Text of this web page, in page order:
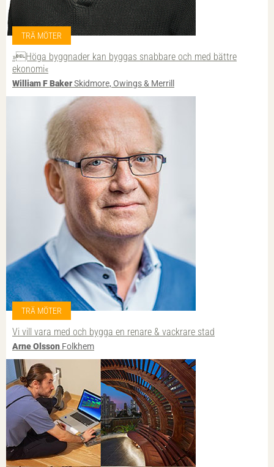
TRÄ MÖTER
»Höga byggnader kan byggas snabbare och med bättre
ekonomi«
William F BakerSkidmore, Owings & Merrill
TRÄ MÖTER
Vi vill vara med och bygga en renare & vackrare stad
Arne Olsson Folkhem